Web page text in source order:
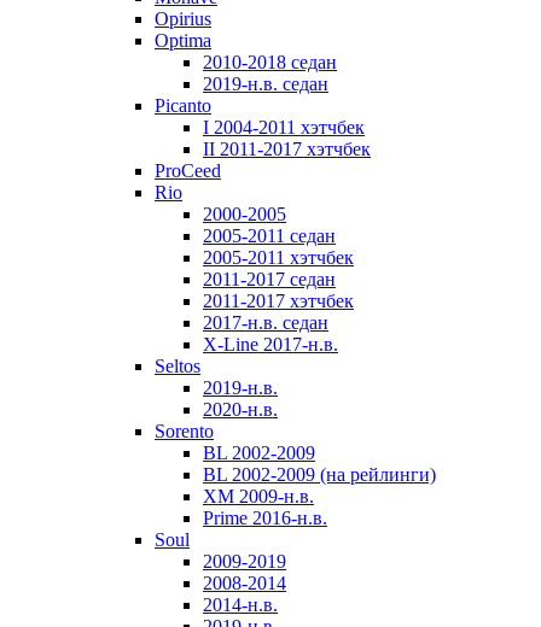
Opirius
Optima
2010-2018 седан
2019-н.в. седан
Picanto
I 2004-2011 хэтчбек
II 2011-2017 хэтчбек
ProCeed
Rio
2000-2005
2005-2011 седан
2005-2011 хэтчбек
2011-2017 седан
2011-2017 хэтчбек
2017-н.в. седан
X-Line 2017-н.в.
Seltos
2019-н.в.
2020-н.в.
Sorento
BL 2002-2009
BL 2002-2009 (на рейлинги)
XM 2009-н.в.
Prime 2016-н.в.
Soul
2009-2019
2008-2014
2014-н.в.